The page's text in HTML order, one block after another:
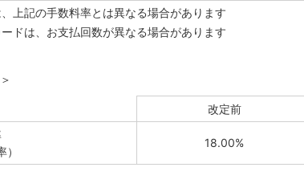
上記の手数料率とは異なる場合があります
ドは、お支払回数が異なる場合があります
改定前
）
18.00%